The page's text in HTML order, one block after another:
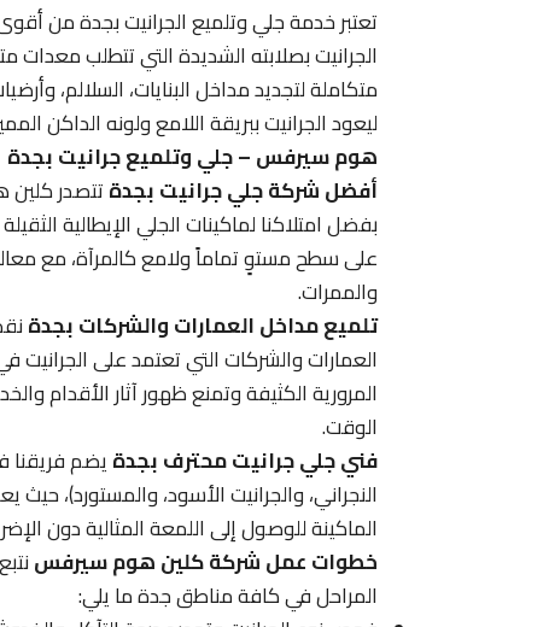
تعتبر خدمة جلي وتلميع الجرانيت بجدة من
الجرانيت بصلابته الشديدة التي تتطلب
متكاملة لتجديد مداخل البنايات، السلالم،
ليعود الجرانيت ببريقة اللامع ولونه
هوم سيرفس – جلي وتلميع جرانيت بجدة
أفضل شركة جلي جرانيت بجدةتتصدر
بفضل امتلاكنا لماكينات الجلي الإيطالية
على سطح مستوٍ تماماً ولامع كالمرآة، مع
والممرات.
تلميع مداخل العمارات والشركات بجدة
العمارات والشركات التي تعتمد على
المرورية الكثيفة وتمنع ظهور آثار الأقدام
الوقت.
فني جلي جرانيت محترف بجدةيضم فريقنا
النجراني، والجرانيت الأسود، والمستورد)،
الماكينة للوصول إلى اللمعة المثالية دون
خطوات عمل شركة كلين هوم سيرفس
المراحل في كافة مناطق جدة ما يلي: